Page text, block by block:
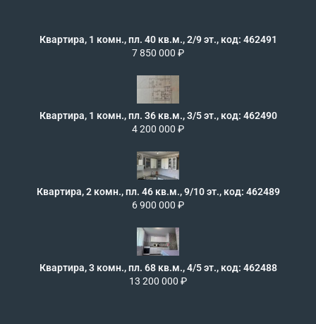
Квартира, 1 комн., пл. 40 кв.м., 2/9 эт., код: 462491
7 850 000 ₽
Квартира, 1 комн., пл. 36 кв.м., 3/5 эт., код: 462490
4 200 000 ₽
Квартира, 2 комн., пл. 46 кв.м., 9/10 эт., код: 462489
6 900 000 ₽
Квартира, 3 комн., пл. 68 кв.м., 4/5 эт., код: 462488
13 200 000 ₽